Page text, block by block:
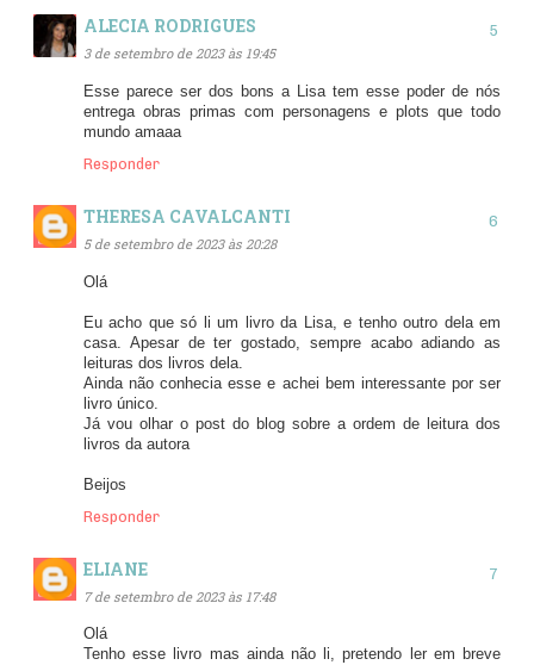
ALECIA RODRIGUES
3 de setembro de 2023 às 19:45
Esse parece ser dos bons a Lisa tem esse poder de nós
entrega obras primas com personagens e plots que todo
mundo amaaa
Responder
THERESA CAVALCANTI
5 de setembro de 2023 às 20:28
Olá
Eu acho que só li um livro da Lisa, e tenho outro dela em
casa. Apesar de ter gostado, sempre acabo adiando as
leituras dos livros dela.
Ainda não conhecia esse e achei bem interessante por ser
livro único.
Já vou olhar o post do blog sobre a ordem de leitura dos
livros da autora
Beijos
Responder
ELIANE
7 de setembro de 2023 às 17:48
Olá
Tenho esse livro mas ainda não li, pretendo ler em breve